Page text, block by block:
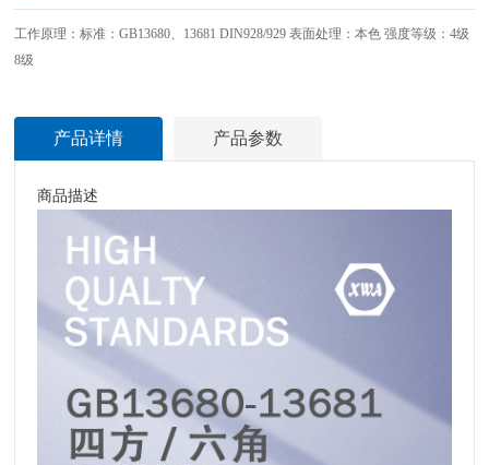
工作原理：标准：GB13680、13681 DIN928/929 表面处理：本色 强度等级：4级
8级
产品详情 产品参数
商品描述